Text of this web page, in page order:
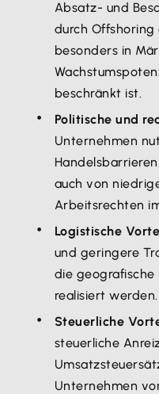
Absatz- und
durch Offshoring
besonders in
beschränkt ist.
Politische und
Unternehmen
auch von
Arbeitsrechten
Logistische
und geringere
die geografische
realisiert werden.
Steuerliche
steuerliche
Unternehmen